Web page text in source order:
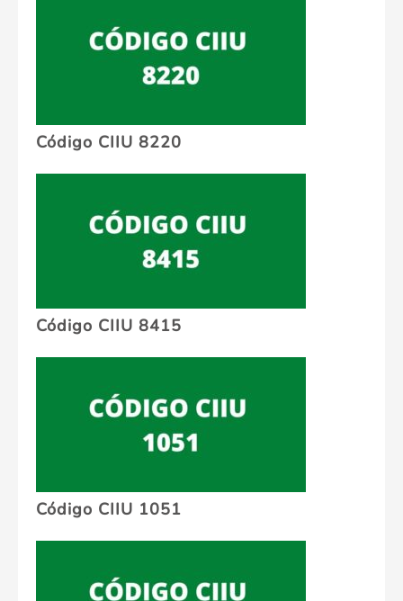
Código CIIU 8220
Código CIIU 8415
Código CIIU 1051